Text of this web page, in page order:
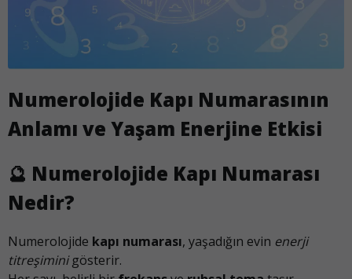
Numerolojide Kapı Numarasının
Anlamı ve Yaşam Enerjine Etkisi
🔮 Numerolojide Kapı Numarası
Nedir?
Numerolojide kapı numarası, yaşadığın evin enerji
titreşiminigösterir.